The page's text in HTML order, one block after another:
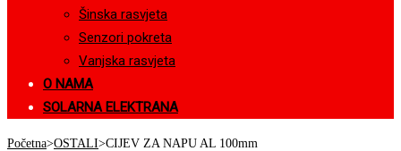
Šinska rasvjeta
Senzori pokreta
Vanjska rasvjeta
O NAMA
SOLARNA ELEKTRANA
Početna>OSTALI>CIJEV ZA NAPU AL 100mm